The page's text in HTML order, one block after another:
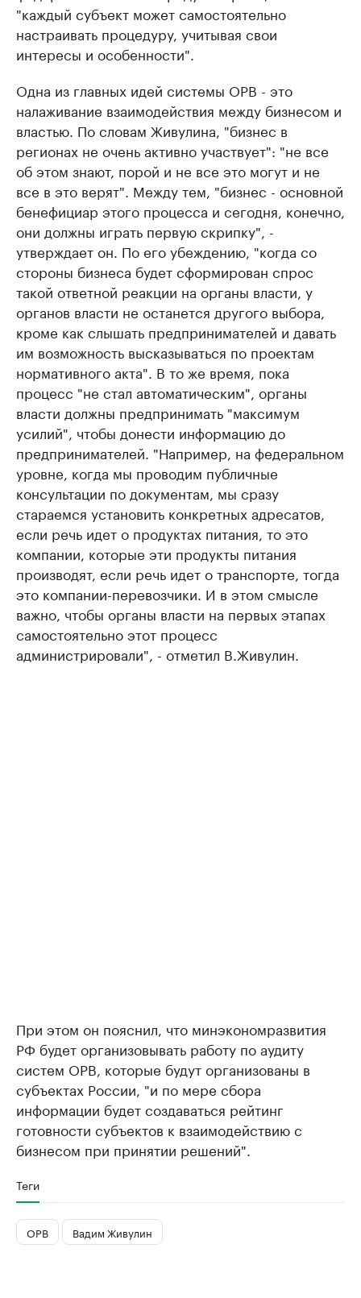
"каждый субъект может самостоятельно
настраивать процедуру, учитывая свои
интересы и особенности".
Одна из главных идей системы ОРВ - это
налаживание взаимодействия между бизнесом и
властью. По словам Живулина, "бизнес в
регионах не очень активно участвует": "не все
об этом знают, порой и не все это могут и не
все в это верят". Между тем, "бизнес - основной
бенефициар этого процесса и сегодня, конечно,
они должны играть первую скрипку", -
утверждает он. По его убеждению, "когда со
стороны бизнеса будет сформирован спрос
такой ответной реакции на органы власти, у
органов власти не останется другого выбора,
кроме как слышать предпринимателей и давать
им возможность высказываться по проектам
нормативного акта". В то же время, пока
процесс "не стал автоматическим", органы
власти должны предпринимать "максимум
усилий", чтобы донести информацию до
предпринимателей. "Например, на федеральном
уровне, когда мы проводим публичные
консультации по документам, мы сразу
стараемся установить конкретных адресатов,
если речь идет о продуктах питания, то это
компании, которые эти продукты питания
производят, если речь идет о транспорте, тогда
это компании-перевозчики. И в этом смысле
важно, чтобы органы власти на первых этапах
самостоятельно этот процесс
администрировали", - отметил В.Живулин.
При этом он пояснил, что минэкономразвития
РФ будет организовывать работу по аудиту
систем ОРВ, которые будут организованы в
субъектах России, "и по мере сбора
информации будет создаваться рейтинг
готовности субъектов к взаимодействию с
бизнесом при принятии решений".
Теги
ОРВ Вадим Живулин